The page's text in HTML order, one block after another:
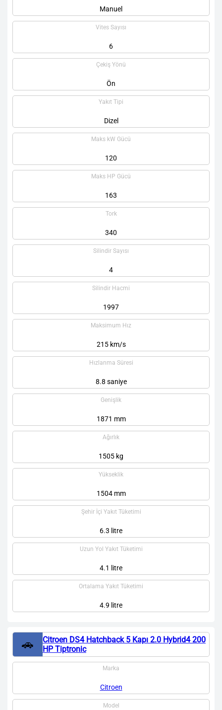
Manuel
Vites Sayısı
6
Çekiş Yönü
Ön
Yakıt Tipi
Dizel
Maks kW Gücü
120
Maks HP Gücü
163
Tork
340
Silindir Sayısı
4
Silindir Hacmi
1997
Maksimum Hız
215 km/s
Hızlanma Süresi
8.8 saniye
Genişlik
1871 mm
Ağırlık
1505 kg
Yükseklik
1504 mm
Şehir İçi Yakıt Tüketimi
6.3 litre
Uzun Yol Yakıt Tüketimi
4.1 litre
Ortalama Yakıt Tüketimi
4.9 litre
🚗
Citroen DS4 Hatchback 5 Kapı 2.0 Hybrid4 200
HP Tiptronic
Marka
Citroen
Model